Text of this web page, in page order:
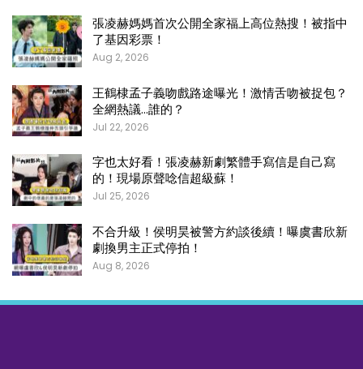
張凌赫媽媽首次公開全家福上高位熱搜！被指中
了基因彩票！
Aug 2, 2026
王鶴棣孟子義吻戲路途曝光！激情舌吻被捉包？
全網熱議…誰的？
Jul 22, 2026
字也太好看！張凌赫新劇繁體手寫信是自己寫
的！現場原聲唸信超級蘇！
Jul 25, 2026
不合升級！侯明昊被警方約談後續！曝虞書欣新
劇換男主正式停拍！
Aug 8, 2026